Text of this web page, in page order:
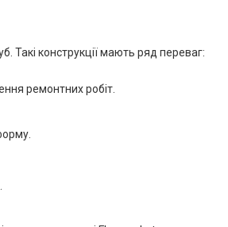
Такі конструкції мають ряд переваг:
ремонтних робіт.